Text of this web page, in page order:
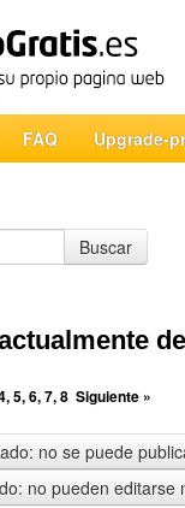
FAQ Upgrade-
Buscar
,5,6,7,8 Siguiente »
no se puede
no pueden editarse